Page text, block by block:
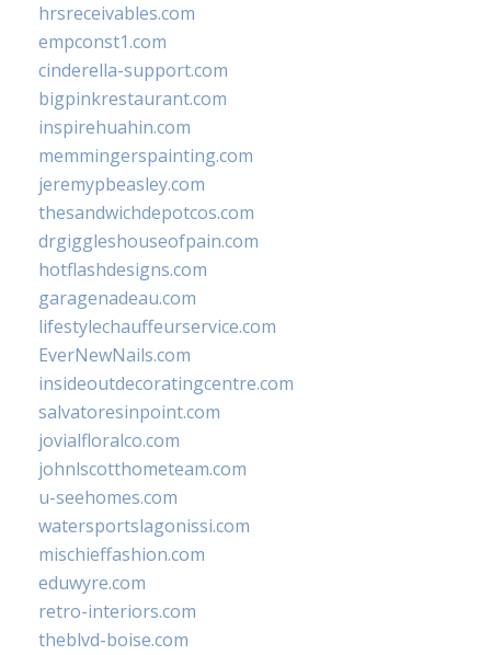
hrsreceivables.com
empconst1.com
cinderella-support.com
bigpinkrestaurant.com
inspirehuahin.com
memmingerspainting.com
jeremypbeasley.com
thesandwichdepotcos.com
drgiggleshouseofpain.com
hotflashdesigns.com
garagenadeau.com
lifestylechauffeurservice.com
EverNewNails.com
insideoutdecoratingcentre.com
salvatoresinpoint.com
jovialfloralco.com
johnlscotthometeam.com
u-seehomes.com
watersportslagonissi.com
mischieffashion.com
eduwyre.com
retro-interiors.com
theblvd-boise.com